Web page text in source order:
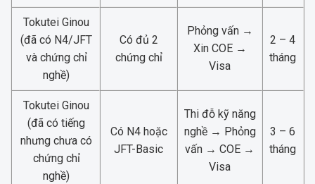
Tokutei Ginou
(đã có N4/JFT
và chứng chỉ
nghề)
Có đủ 2
chứng chỉ
Phỏng vấn →
Xin COE →
Visa
2 – 4
tháng
Tokutei Ginou
(đã có tiếng
nhưng chưa có
chứng chỉ
nghề)
Có N4 hoặc
JFT-Basic
Thi đỗ kỹ năng
nghề → Phỏng
vấn → COE →
Visa
3 – 6
tháng